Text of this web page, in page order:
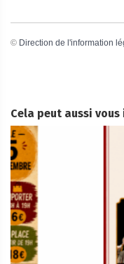
© Direction de l'information
Cela peut aussi